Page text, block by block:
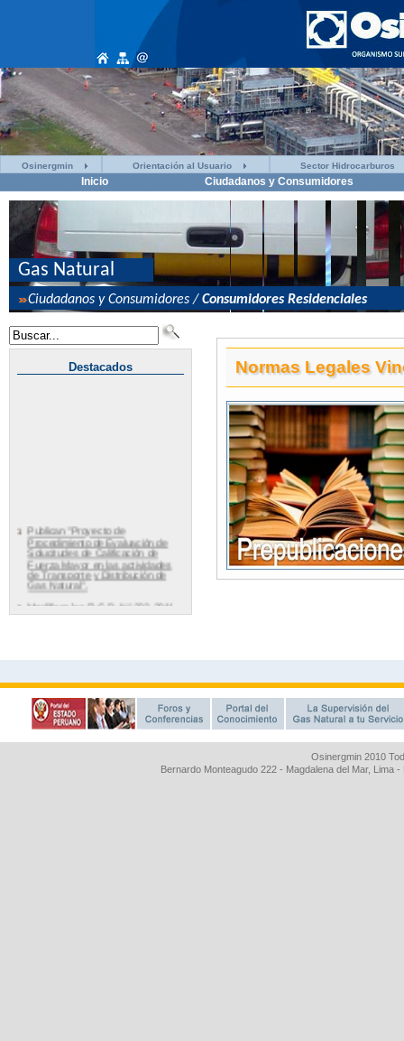
Osinergmin Orientación al Usuario Sector Hidrocarburos
Inicio Ciudadanos y Consumidores
Osinergmin 2010
Bernardo Monteagudo 222 - Magdalena del Mar, Lima